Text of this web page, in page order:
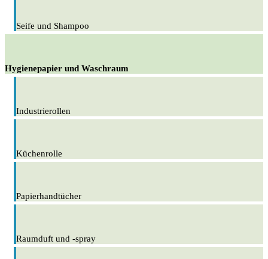
Seife und Shampoo
Hygienepapier und Waschraum
Industrierollen
Küchenrolle
Papierhandtücher
Raumduft und -spray